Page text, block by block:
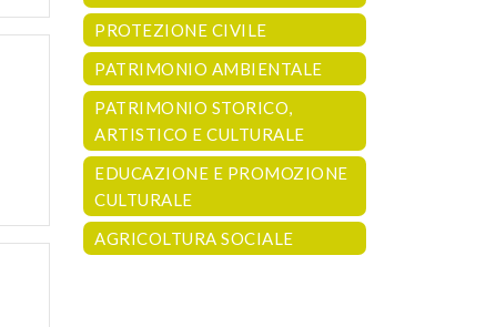
PROTEZIONE CIVILE
PATRIMONIO AMBIENTALE
PATRIMONIO STORICO,
ARTISTICO E CULTURALE
EDUCAZIONE E PROMOZIONE
CULTURALE
AGRICOLTURA SOCIALE